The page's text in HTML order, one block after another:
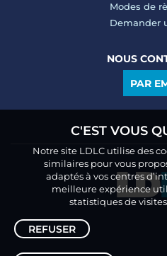
Modes de
Demander
NOUS
PAR
C'EST VOUS
Notre site LDLC utilise des
similaires pour vous
adaptés à vos centres
meilleure expérience
statistiques de
REFUSER